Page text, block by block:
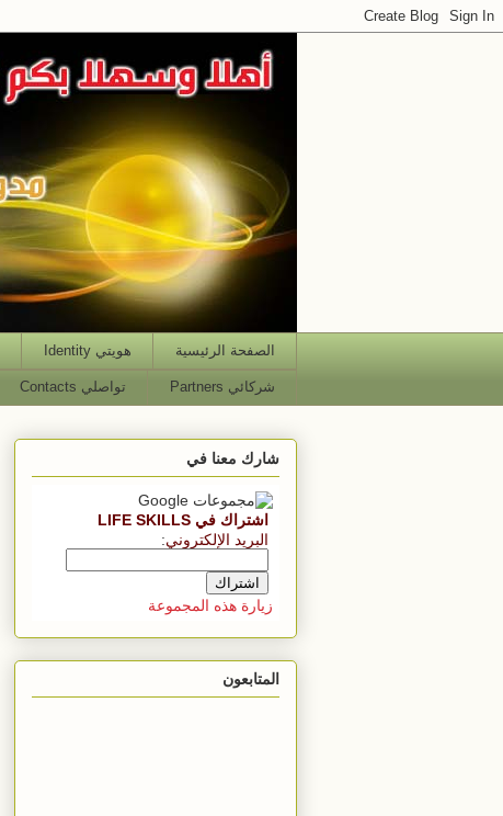
الصفحة الرئيسية هويتي Identity
شركائي Partners تواصلي Contacts
شارك معنا في
اشتراك في LIFE SKILLS
البريد الإلكتروني:
زيارة هذه المجموعة
المتابعون